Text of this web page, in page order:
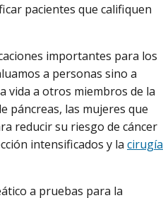
pacientes que califiquen
importantes para los
a personas sino a
vida a otros miembros de la
páncreas, las mujeres que
reducir su riesgo de cáncer
intensificados y la cirugía
a pruebas para la